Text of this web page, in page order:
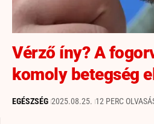
Vérző íny? A
komoly betegség
EGÉSZSÉG 2025.08.25. 12 PERC